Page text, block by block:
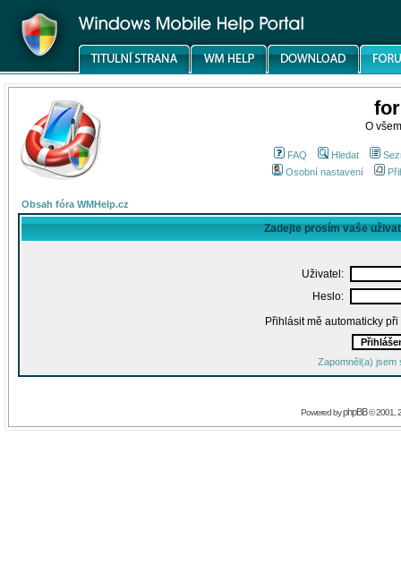
O
FAQ Hledat
Osobní nastavení
Obsah fóra WMHelp.cz
Zadejte prosím vaše
Uživatel:
Heslo:
Přihlásit mě automaticky
Zapomněl(a) jsem
Powered byphpBB© 2001,